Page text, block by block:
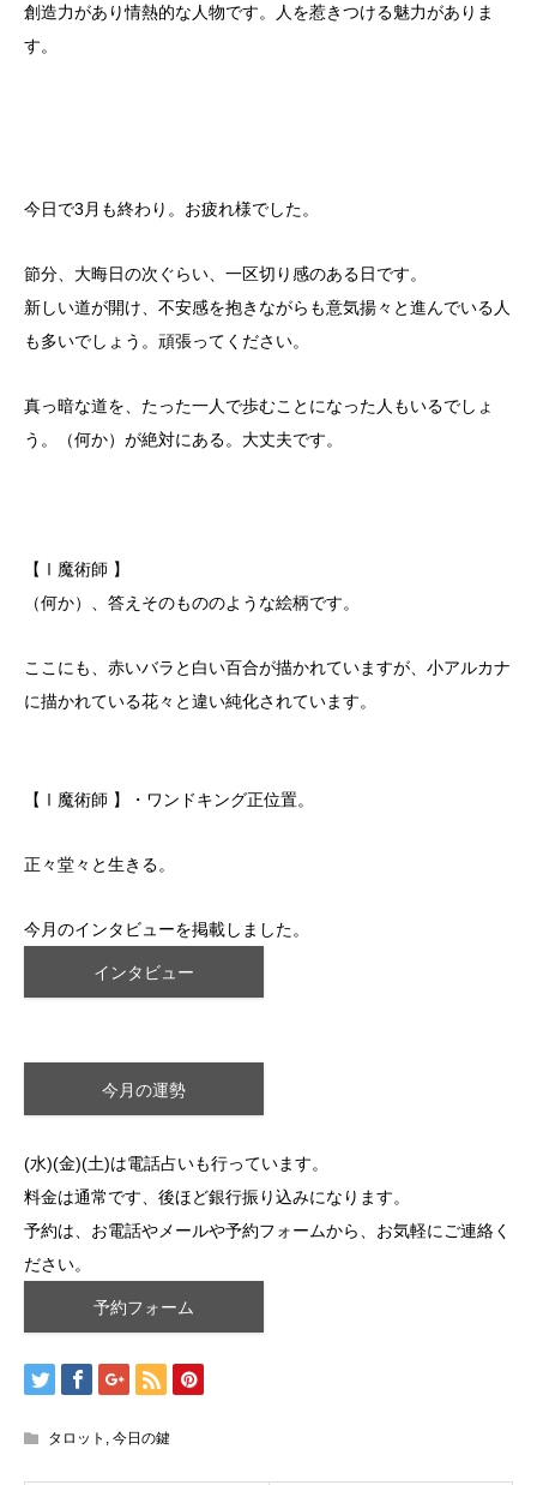
創造力があり情熱的な人物です。人を惹きつける魅力がありま
す。
今日で3月も終わり。お疲れ様でした。
節分、大晦日の次ぐらい、一区切り感のある日です。
新しい道が開け、不安感を抱きながらも意気揚々と進んでいる人
も多いでしょう。頑張ってください。
真っ暗な道を、たった一人で歩むことになった人もいるでしょ
う。（何か）が絶対にある。大丈夫です。
【Ⅰ魔術師 】
（何か）、答えそのもののような絵柄です。
ここにも、赤いバラと白い百合が描かれていますが、小アルカナ
に描かれている花々と違い純化されています。
【Ⅰ魔術師 】・ワンドキング正位置。
正々堂々と生きる。
今月のインタビューを掲載しました。
インタビュー
今月の運勢
(水)(金)(土)は電話占いも行っています。
料金は通常です、後ほど銀行振り込みになります。
予約は、お電話やメールや予約フォームから、お気軽にご連絡く
ださい。
予約フォーム
タロット , 今日の鍵